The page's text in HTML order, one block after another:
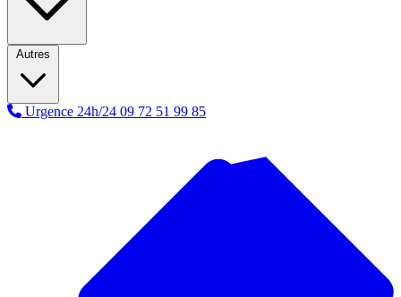
Autres
Urgence 24h/24 09 72 51 99 85